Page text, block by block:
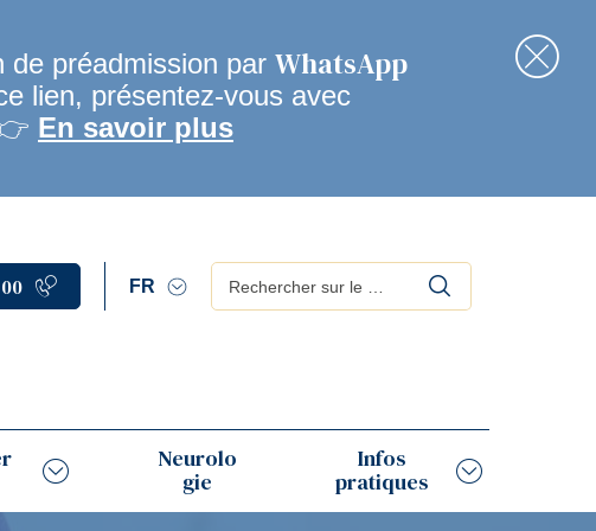
préadmission par WhatsApp
lien, présentez-vous avec
En savoir plus
00 Rechercher
Neurolo
gie
Infos
pratiques